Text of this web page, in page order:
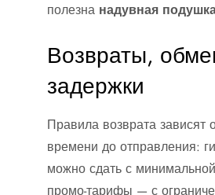
полезна надувная
Возвраты,
задержки
Правила возврата зависят
времени до отправления:
можно сдать с
промо-тарифы — с